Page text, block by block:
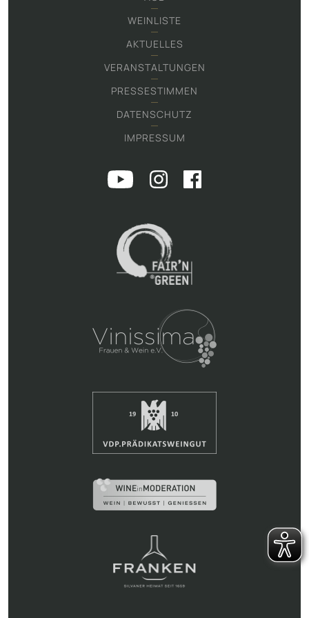
WEINLISTE
AKTUELLES
VERANSTALTUNGEN
PRESSESTIMMEN
DATENSCHUTZ
IMPRESSUM